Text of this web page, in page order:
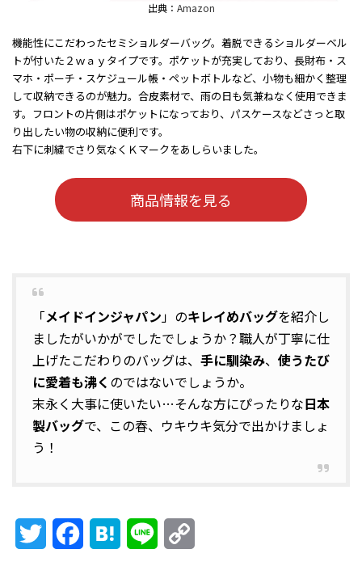
出典： Amazon
機能性にこだわったセミショルダーバッグ。着脱できるショルダーベル
トが付いた２ｗａｙタイプです。ポケットが充実しており、長財布・ス
マホ・ポーチ・スケジュール帳・ペットボトルなど、小物も細かく整理
して収納できるのが魅力。合皮素材で、雨の日も気兼ねなく使用できま
す。フロントの片側はポケットになっており、パスケースなどさっと取
り出したい物の収納に便利です。
右下に刺繍でさり気なくＫマークをあしらいました。
商品情報を見る
「メイドインジャパン」のキレイめバッグを紹介し
ましたがいかがでしたでしょうか？職人が丁寧に仕
上げたこだわりのバッグは、 手に馴染み、 使うたび
に愛着も沸く のではないでしょうか。
末永く大事に使いたい…そんな方にぴったりな日本
製バッグで、この春、ウキウキ気分で出かけましょ
う！
Twitter FacebookHatena Line